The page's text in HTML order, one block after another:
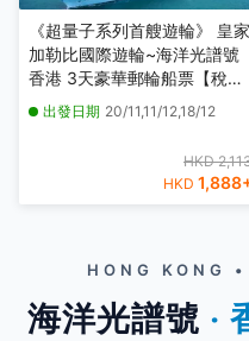
《超量子系列首艘遊輪》 皇家
加勒比國際遊輪~海洋光譜號
香港 3天豪華郵輪船票【稅項
全包】【香港啟德郵輪碼頭往
返】
出發日期 20/11,11/12,18/12
HKD
HKD 1,888
HONG KONG
海洋光譜號 ‧